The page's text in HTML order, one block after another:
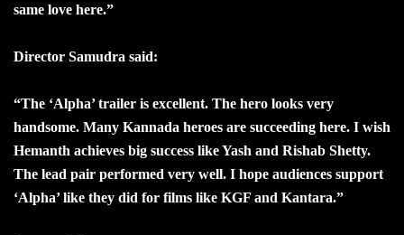
same love here.”
Director Samudra said:
“The ‘Alpha’ trailer is excellent. The hero looks very
handsome. Many Kannada heroes are succeeding here. I wish
Hemanth achieves big success like Yash and Rishab Shetty.
The lead pair performed very well. I hope audiences support
‘Alpha’ like they did for films like KGF and Kantara.”